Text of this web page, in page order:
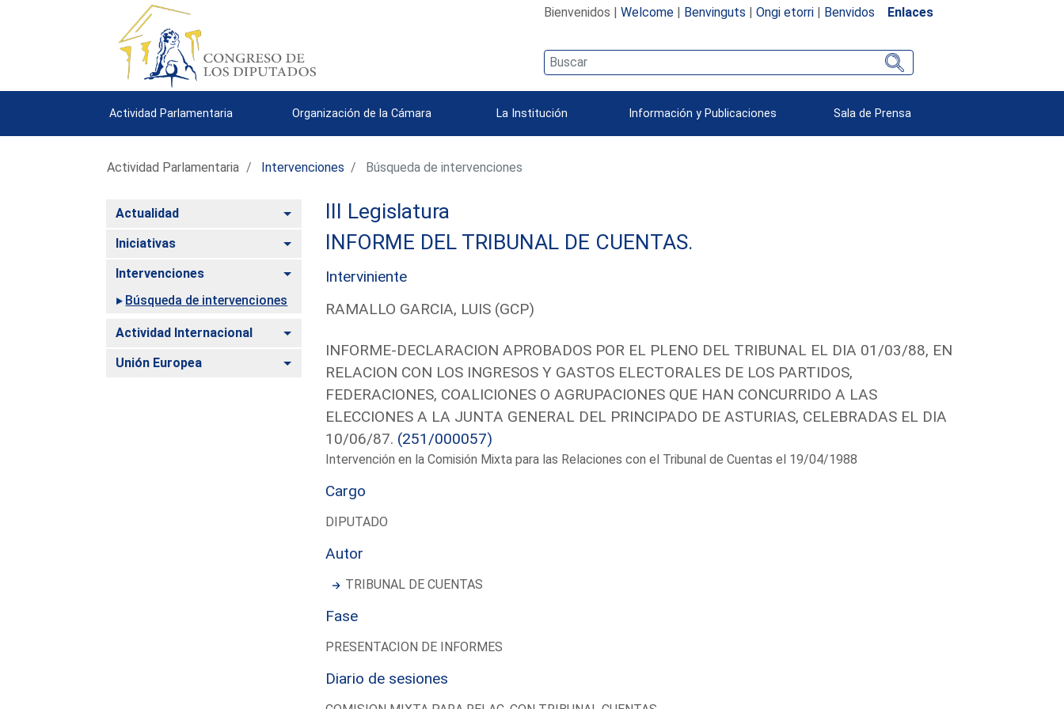
Bienvenidos | Welcome| Benvinguts | Ongi etorri| Benvidos Enlaces
Actividad Parlamentaria Organización de la Cámara La Institución Información y Publicaciones Sala de Prensa
Actividad Parlamentaria Intervenciones Búsqueda de intervenciones
Actualidad Alternar
Iniciativas Alternar
Intervenciones
Alternar
Búsqueda de intervenciones
Actividad Internacional Alternar
Unión Europea Alternar
III Legislatura
INFORME DEL TRIBUNAL DE CUENTAS.
Interviniente
RAMALLO GARCIA, LUIS (GCP)
INFORME-DECLARACION APROBADOS POR EL PLENO DEL TRIBUNAL EL DIA 01/03/88, EN
RELACION CON LOS INGRESOS Y GASTOS ELECTORALES DE LOS PARTIDOS,
FEDERACIONES, COALICIONES O AGRUPACIONES QUE HAN CONCURRIDO A LAS
ELECCIONES A LA JUNTA GENERAL DEL PRINCIPADO DE ASTURIAS, CELEBRADAS EL DIA
10/06/87. (251/000057)
Intervención en la Comisión Mixta para las Relaciones con el Tribunal de Cuentas el 19/04/1988
Cargo
DIPUTADO
Autor
TRIBUNAL DE CUENTAS
Fase
PRESENTACION DE INFORMES
Diario de sesiones